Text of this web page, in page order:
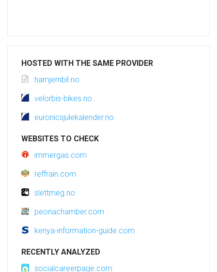
HOSTED WITH THE SAME PROVIDER
hamjernbil.no
velorbis-bikes.no
euronicsjulekalender.no
WEBSITES TO CHECK
immergas.com
reffrain.com
slettmeg.no
peoriachamber.com
kenya-information-guide.com
RECENTLY ANALYZED
socialcareerpage.com